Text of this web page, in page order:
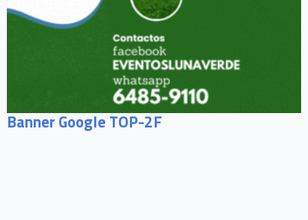
Banner Google TOP-2F